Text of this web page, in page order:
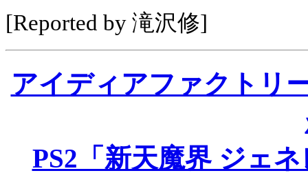
[Reported by 滝沢修]
アイディアファクトリ
PS2「新天魔界 ジェ